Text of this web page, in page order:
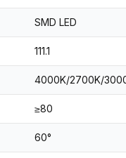
SMD LED
111.1
4000K/2700K/
≥80
60°